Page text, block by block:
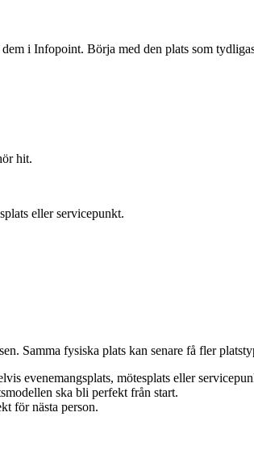
i Infopoint. Börja med den plats som
hit.
eller servicepunkt.
Samma fysiska plats kan senare få fler
evenemangsplats, mötesplats eller
ska bli perfekt från start.
för nästa person.